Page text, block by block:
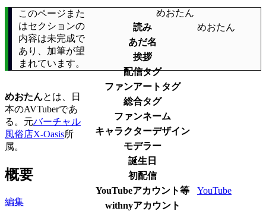
めおたん
読み
めおたん
あだ名
挨拶
配信タグ
ファンアートタグ
総合タグ
ファンネーム
キャラクターデザイン
モデラー
誕生日
初配信
YouTubeアカウント等
YouTube
withnyアカウント
このページまた
はセクションの
内容は未完成で
あり、加筆が望
まれています。
めおたんとは、日
本のAVTuberであ
る。元バーチャル
風俗店X-Oasis所
属。
概要
編集